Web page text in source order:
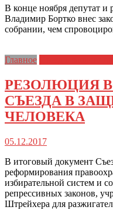
В конце ноября депутат и
Владимир Бортко внес
собрании, чем
Главное
РЕЗОЛЮЦИЯ
СЪЕЗДА В
ЧЕЛОВЕКА
05.12.2017
В итоговый документ
реформирования
избирательной систем и
репрессивных законов,
Штрейхера для